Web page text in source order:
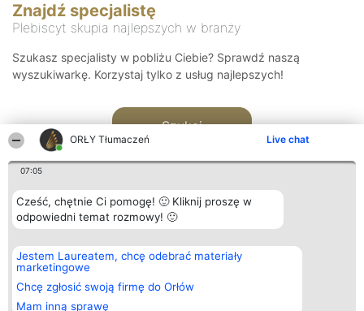
ORŁY Tłumaczeń Live chat
07:05
Cześć, chętnie Ci pomogę! 🙂 Kliknij proszę w
odpowiedni temat rozmowy! 🙂
Jestem Laureatem, chcę odebrać materiały
marketingowe
Chcę zgłosić swoją firmę do Orłów
Mam inną sprawę
Znajdź specjalistę
Plebiscyt skupia najlepszych w branży
Szukasz specjalisty w pobliżu Ciebie? Sprawdź naszą
wyszukiwarkę. Korzystaj tylko z usług najlepszych!
Szukaj
Organizator plebiscytu
Bright Side Solutions sp. z o.
o. sp. k.
ul. Ruska 22
Wrocław 50-079
KRS 0000749100 | Regon
Plebiscyt
Laureaci
wszystkich
Laureatów
Kontakt
Kontakt